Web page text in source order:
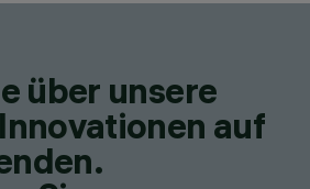
über unsere
auf